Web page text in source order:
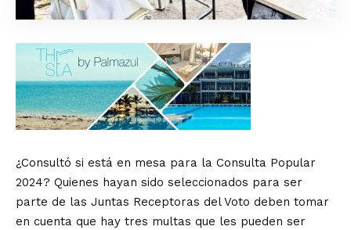
¿Consultó si está en mesa para la Consulta Popular
2024? Quienes hayan sido seleccionados para ser
parte de las Juntas Receptoras del Voto deben tomar
en cuenta que hay tres multas que les pueden ser